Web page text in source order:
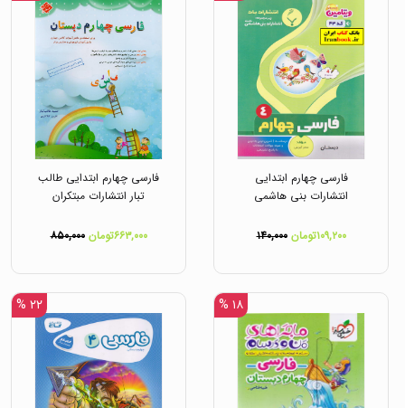
فارسی چهارم ابتدایی
انتشارات بنی هاشمی
۱۰۹,۲۰۰تومان ۱۴۰,۰۰۰
فارسی چهارم ابتدایی طالب
تبار انتشارات مبتکران
۶۶۳,۰۰۰تومان ۸۵۰,۰۰۰
۱۸ % ۲۲ %